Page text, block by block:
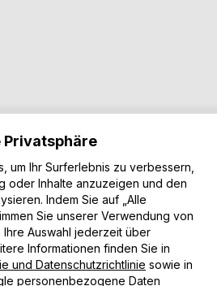
Privatsphäre
um Ihr Surferlebnis zu verbessern,
oder Inhalte anzuzeigen und den
Indem Sie auf „Alle
Sie unserer Verwendung von
Auswahl jederzeit über
Informationen finden Sie in
und Datenschutzrichtlinie sowie in
personenbezogene Daten